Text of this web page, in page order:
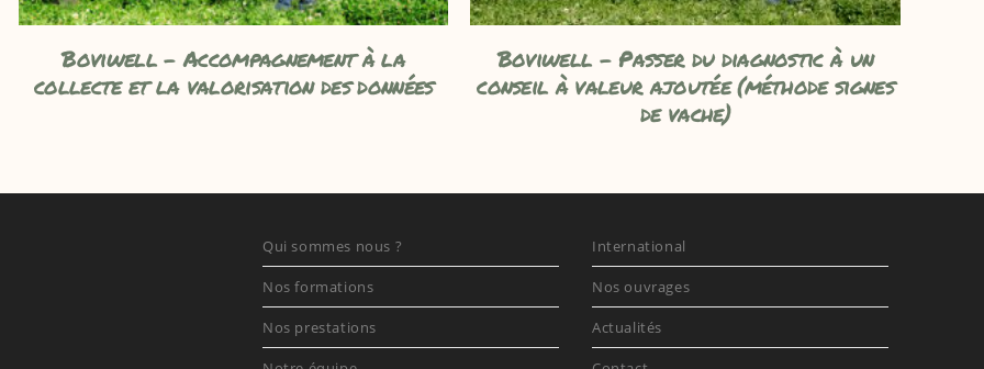
Boviwell – Accompagnement à la
collecte et la valorisation des données
Boviwell – Passer du diagnostic à un
conseil à valeur ajoutée (méthode signes
de vache)
Qui sommes nous ?
Nos formations
Nos prestations
International
Nos ouvrages
Actualités